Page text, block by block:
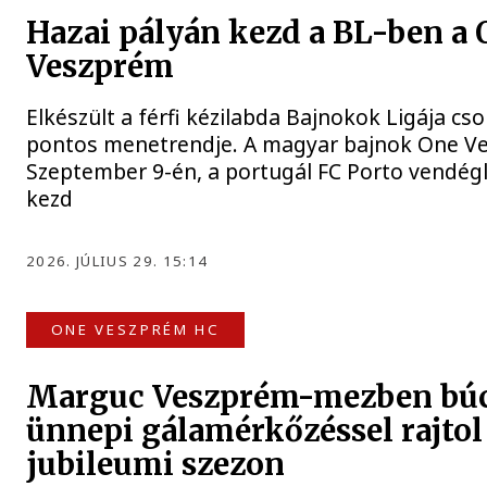
Hazai pályán kezd a BL-ben a
Veszprém
Elkészült a férfi kézilabda Bajnokok Ligája
pontos menetrendje. A magyar bajnok One
Szeptember 9-én, a portugál FC Porto
kezd
2026. JÚLIUS 29. 15:14
ONE VESZPRÉM HC
Marguc Veszprém-mezben
ünnepi gálamérkőzéssel rajtol
jubileumi szezon